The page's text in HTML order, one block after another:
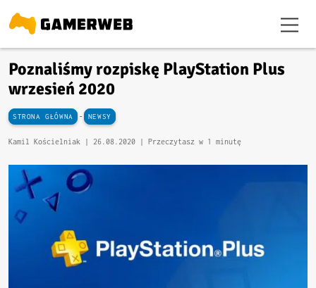
Poznaliśmy rozpiskę PlayStation Plus
wrzesień 2020
STRONA GŁÓWNA - NEWSY
Kamil Kościelniak | 26.08.2020 | Przeczytasz w 1 minutę